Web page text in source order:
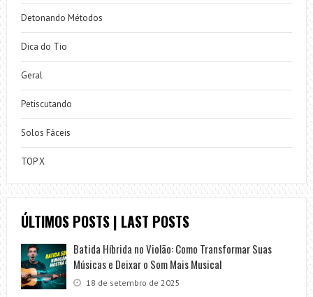
Detonando Métodos
Dica do Tio
Geral
Petiscutando
Solos Fáceis
TOP X
ÚLTIMOS POSTS | LAST POSTS
Batida Híbrida no Violão: Como Transformar Suas
Músicas e Deixar o Som Mais Musical
18 de setembro de 2025